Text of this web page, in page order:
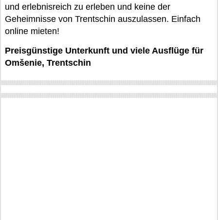
und erlebnisreich zu erleben und keine der
Geheimnisse von Trentschin auszulassen. Einfach
online mieten!
Preisgünstige Unterkunft und viele Ausflüge für
Omšenie, Trentschin